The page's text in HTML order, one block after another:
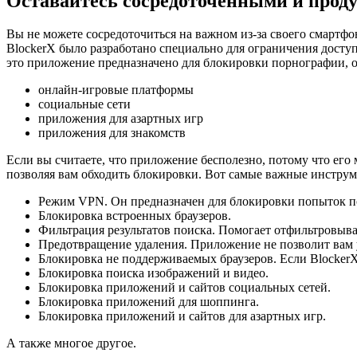
Вы не можете сосредоточиться на важном из-за своего
BlockerX было разработано специально для ограничения
это приложение предназначено для блокировки
онлайн-игровые платформы
социальные сети
приложения для азартных игр
приложения для знакомств
Если вы считаете, что приложение бесполезно, потому что
позволяя вам обходить блокировки. Вот самые важные
Режим VPN. Он предназначен для блокировки попыток
Блокировка встроенных браузеров.
Фильтрация результатов поиска. Помогает
Предотвращение удаления. Приложение не позволит вам
Блокировка не поддерживаемых браузеров. Если
Блокировка поиска изображений и видео.
Блокировка приложений и сайтов социальных сетей.
Блокировка приложений для шоппинга.
Блокировка приложений и сайтов для азартных игр.
А также многое другое.